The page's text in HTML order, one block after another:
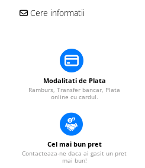
Cere informatii
Modalitati de Plata
Ramburs, Transfer bancar, Plata
online cu cardul.
Cel mai bun pret
Contacteaza-ne daca ai gasit un pret
mai bun!